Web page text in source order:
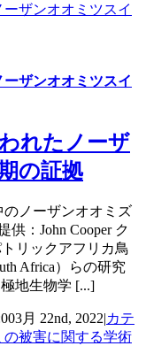
ザンオオミツスイ
ザンオオミツスイ
れたノーザ
の証拠
のノーザンオオミズ
：John Cooper ク
リックアフリカ鳥
Africa）らの研究
地生物学 [...]
3月 22nd, 2022|カテ
被害に関する学術